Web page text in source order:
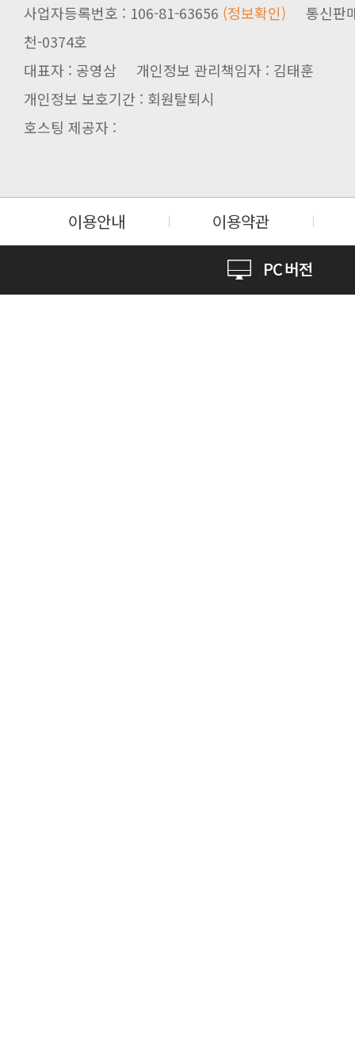
사업자등록번호 : 106-81-63656 (정보확인)
천-0374호
대표자 : 공영삼 개인정보 관리책임자 : 김태훈
개인정보 보호기간 : 회원탈퇴시
호스팅 제공자 :
이용안내 이용약관